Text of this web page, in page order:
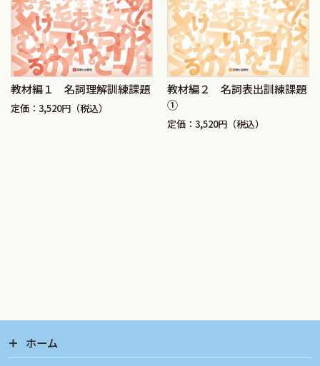
教材編１ 名詞理解訓練課題
定価：3,520円（税込）
教材編２ 名詞表出訓練課題
①
定価：3,520円（税込）
ホーム